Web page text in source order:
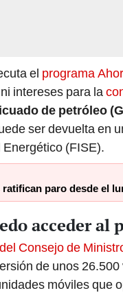
el programa
intereses para la
de petróleo
ser devuelta en
(FISE).
paro desde el
acceder al
Consejo de
de unos
móviles que